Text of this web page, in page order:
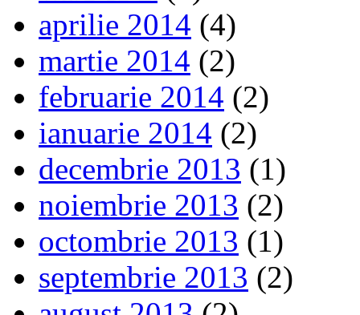
aprilie 2014 (4)
martie 2014 (2)
februarie 2014 (2)
ianuarie 2014 (2)
decembrie 2013 (1)
noiembrie 2013 (2)
octombrie 2013 (1)
septembrie 2013 (2)